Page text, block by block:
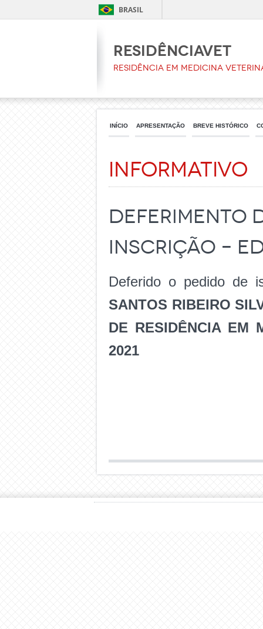
BRASIL
ResidênciaVet
Residência em Medicina
INÍCIO APRESENTAÇÃO BREVE HISTÓRICO
Informativo
DEFERIMENTO
INSCRIÇÃO –
Deferido o pedido de
SANTOS RIBEIRO
DE RESIDÊNCIA EM
2021